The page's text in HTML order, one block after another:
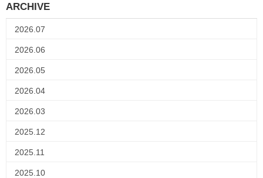
ARCHIVE
2026.07
2026.06
2026.05
2026.04
2026.03
2025.12
2025.11
2025.10